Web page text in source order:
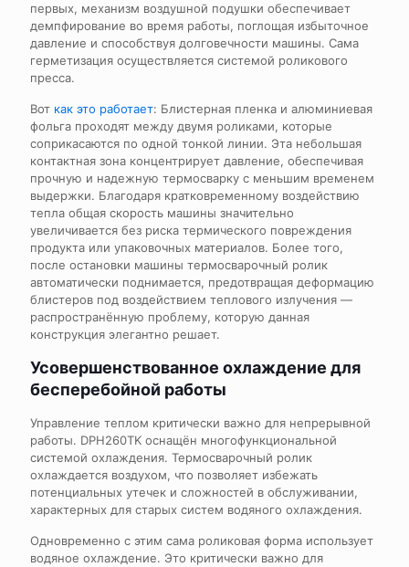
первых, механизм воздушной подушки обеспечивает
демпфирование во время работы, поглощая избыточное
давление и способствуя долговечности машины. Сама
герметизация осуществляется системой роликового
пресса.
Вот как это работает: Блистерная пленка и алюминиевая
фольга проходят между двумя роликами, которые
соприкасаются по одной тонкой линии. Эта небольшая
контактная зона концентрирует давление, обеспечивая
прочную и надежную термосварку с меньшим временем
выдержки. Благодаря кратковременному воздействию
тепла общая скорость машины значительно
увеличивается без риска термического повреждения
продукта или упаковочных материалов. Более того,
после остановки машины термосварочный ролик
автоматически поднимается, предотвращая деформацию
блистеров под воздействием теплового излучения —
распространённую проблему, которую данная
конструкция элегантно решает.
Усовершенствованное охлаждение для
бесперебойной работы
Управление теплом критически важно для непрерывной
работы. DPH260TK оснащён многофункциональной
системой охлаждения. Термосварочный ролик
охлаждается воздухом, что позволяет избежать
потенциальных утечек и сложностей в обслуживании,
характерных для старых систем водяного охлаждения.
Одновременно с этим сама роликовая форма использует
водяное охлаждение. Это критически важно для